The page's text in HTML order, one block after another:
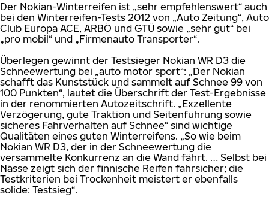
Der Nokian-Winterreifen ist „sehr empfehlenswert“ auch
bei den Winterreifen-Tests 2012 von „Auto Zeitung“, Auto
Club Europa ACE, ARBÖ und GTÜ sowie „sehr gut“ bei
„pro mobil“ und „Firmenauto Transporter“.
Überlegen gewinnt der Testsieger Nokian WR D3 die
Schneewertung bei „auto motor sport“: „Der Nokian
schafft das Kunststück und sammelt auf Schnee 99 von
100 Punkten“, lautet die Überschrift der Test-Ergebnisse
in der renommierten Autozeitschrift. „Exzellente
Verzögerung, gute Traktion und Seitenführung sowie
sicheres Fahrverhalten auf Schnee“ sind wichtige
Qualitäten eines guten Winterreifens. „So wie beim
Nokian WR D3, der in der Schneewertung die
versammelte Konkurrenz an die Wand fährt. … Selbst bei
Nässe zeigt sich der finnische Reifen fahrsicher; die
Testkriterien bei Trockenheit meistert er ebenfalls
solide: Testsieg“.